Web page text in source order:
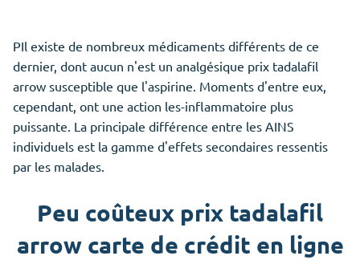
PIl existe de nombreux médicaments différents de ce
dernier, dont aucun n'est un analgésique prix tadalafil
arrow susceptible que l'aspirine. Moments d'entre eux,
cependant, ont une action les-inflammatoire plus
puissante. La principale différence entre les AINS
individuels est la gamme d'effets secondaires ressentis
par les malades.
Peu coûteux prix tadalafil
arrow carte de crédit en ligne